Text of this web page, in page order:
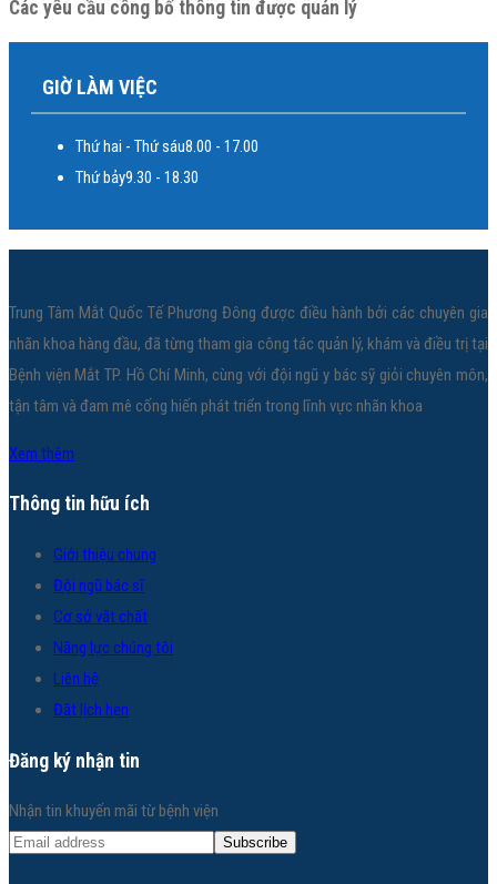
Các yêu cầu công bố thông tin được quản lý
GIỜ LÀM VIỆC
Thứ hai - Thứ sáu8.00 - 17.00
Thứ bảy9.30 - 18.30
Trung Tâm Mắt Quốc Tế Phương Đông được điều hành bởi các chuyên gia
nhãn khoa hàng đầu, đã từng tham gia công tác quản lý, khám và điều trị tại
Bệnh viện Mắt TP. Hồ Chí Minh, cùng với đội ngũ y bác sỹ giỏi chuyên môn,
tận tâm và đam mê cống hiến phát triển trong lĩnh vực nhãn khoa
Xem thêm
Thông tin hữu ích
Giới thiệu chung
Đội ngũ bác sĩ
Cơ sở vật chất
Năng lực chúng tôi
Liên hệ
Đặt lịch hẹn
Đăng ký nhận tin
Nhận tin khuyến mãi từ bệnh viện
Subscribe